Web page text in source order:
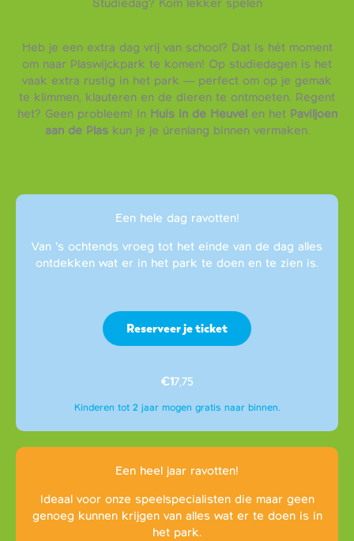
Studiedag? Kom lekker spelen
Heb je een extra dag vrij van school? Dat is hét moment
om naar Plaswijckpark te komen! Op studiedagen is het
vaak extra rustig in het park — perfect om op je gemak
te klimmen, klauteren en de dieren te ontmoeten. Regent
het? Geen probleem! In Huis in de Heuvelen het Paviljoen
aan de Plaskun je je úrenlang binnen vermaken.
Een hele dag ravotten!
Van ’s ochtends vroeg tot het einde van de dag alles
ontdekken wat er in het park te doen en te zien is.
Reserveer je ticket
€17,75
Kinderen tot 2 jaar mogen gratis naar binnen.
Een heel jaar ravotten!
Ideaal voor onze speelspecialisten die maar geen
genoeg kunnen krijgen van alles wat er te doen is in
het park.